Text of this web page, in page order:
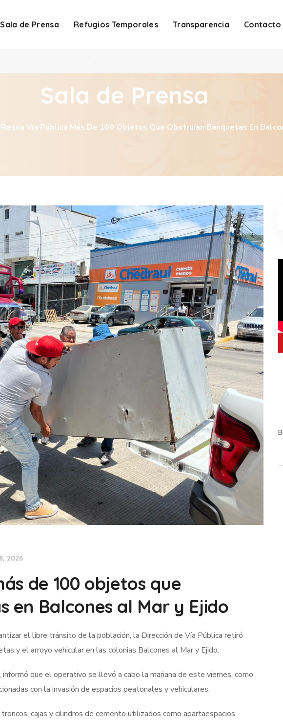
Sala de Prensa Refugios Temporales Transparencia Contacto
. . .
Sala de Prensa
Retira Vía Pública Más De 100 Objetos Que Obstruían Banquetas En
2026
de 100 objetos que
en Balcones al Mar y Ejido
el libre tránsito de la población, la Dirección de Vía Pública retiró
y el arroyo vehicular en las colonias Balcones al Mar y Ejido.
que el operativo se llevó a cabo la mañana de este viernes, como
con la invasión de espacios peatonales y vehiculares.
cajas y cilindros de cemento utilizados como apartaespacios.